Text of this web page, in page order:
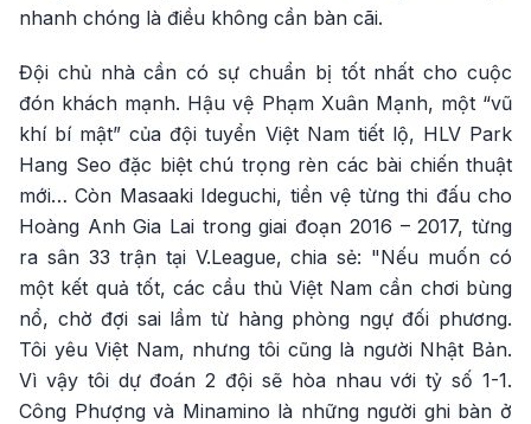
nhanh chóng là điều không cần bàn cãi.
Đội chủ nhà cần có sự chuẩn bị tốt nhất cho cuộc
đón khách mạnh. Hậu vệ Phạm Xuân Mạnh, một “vũ
khí bí mật” của đội tuyển Việt Nam tiết lộ, HLV Park
Hang Seo đặc biệt chú trọng rèn các bài chiến thuật
mới… Còn Masaaki Ideguchi, tiền vệ từng thi đấu cho
Hoàng Anh Gia Lai trong giai đoạn 2016 – 2017, từng
ra sân 33 trận tại V.League, chia sẻ: "Nếu muốn có
một kết quả tốt, các cầu thủ Việt Nam cần chơi bùng
nổ, chờ đợi sai lầm từ hàng phòng ngự đối phương.
Tôi yêu Việt Nam, nhưng tôi cũng là người Nhật Bản.
Vì vậy tôi dự đoán 2 đội sẽ hòa nhau với tỷ số 1-1.
Công Phượng và Minamino là những người ghi bàn ở